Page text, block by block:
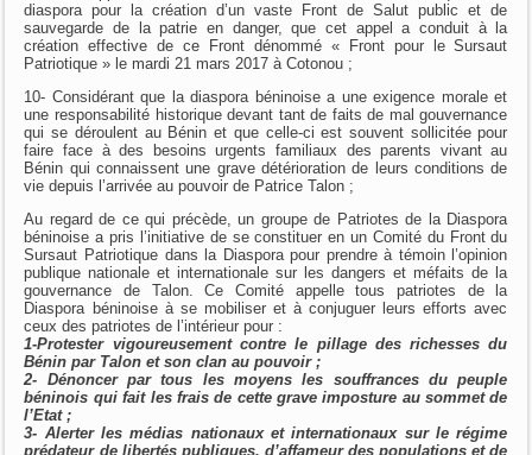
diaspora pour la création d’un vaste Front de Salut public et de
sauvegarde de la patrie en danger, que cet appel a conduit à la
création effective de ce Front dénommé « Front pour le Sursaut
Patriotique » le mardi 21 mars 2017 à Cotonou ;
10- Considérant que la diaspora béninoise a une exigence morale et
une responsabilité historique devant tant de faits de mal gouvernance
qui se déroulent au Bénin et que celle-ci est souvent sollicitée pour
faire face à des besoins urgents familiaux des parents vivant au
Bénin qui connaissent une grave détérioration de leurs conditions de
vie depuis l’arrivée au pouvoir de Patrice Talon ;
Au regard de ce qui précède, un groupe de Patriotes de la Diaspora
béninoise a pris l’initiative de se constituer en un Comité du Front du
Sursaut Patriotique dans la Diaspora pour prendre à témoin l’opinion
publique nationale et internationale sur les dangers et méfaits de la
gouvernance de Talon. Ce Comité appelle tous patriotes de la
Diaspora béninoise à se mobiliser et à conjuguer leurs efforts avec
ceux des patriotes de l’intérieur pour :
1-Protester vigoureusement contre le pillage des richesses du
Bénin par Talon et son clan au pouvoir ;
2- Dénoncer par tous les moyens les souffrances du peuple
béninois qui fait les frais de cette grave imposture au sommet de
l’Etat ;
3- Alerter les médias nationaux et internationaux sur le régime
prédateur de libertés publiques, d’affameur des populations et de